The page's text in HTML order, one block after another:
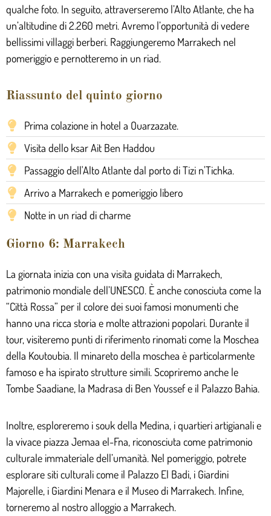
qualche foto. In seguito, attraverseremo l’Alto Atlante, che ha
un’altitudine di 2.260 metri. Avremo l’opportunità di vedere
bellissimi villaggi berberi. Raggiungeremo Marrakech nel
pomeriggio e pernotteremo in un riad.
Riassunto del quinto giorno
Prima colazione in hotel a Ouarzazate.
Visita dello ksar Ait Ben Haddou
Passaggio dell'Alto Atlante dal porto di Tizi n'Tichka.
Arrivo a Marrakech e pomeriggio libero
Notte in un riad di charme
Giorno 6: Marrakech
La giornata inizia con una visita guidata di Marrakech,
patrimonio mondiale dell’UNESCO. È anche conosciuta come la
“Città Rossa” per il colore dei suoi famosi monumenti che
hanno una ricca storia e molte attrazioni popolari. Durante il
tour, visiteremo punti di riferimento rinomati come la Moschea
della Koutoubia. Il minareto della moschea è particolarmente
famoso e ha ispirato strutture simili. Scopriremo anche le
Tombe Saadiane, la Madrasa di Ben Youssef e il Palazzo Bahia.
Inoltre, esploreremo i souk della Medina, i quartieri artigianali e
la vivace piazza Jemaa el-Fna, riconosciuta come patrimonio
culturale immateriale dell’umanità. Nel pomeriggio, potrete
esplorare siti culturali come il Palazzo El Badi, i Giardini
Majorelle, i Giardini Menara e il Museo di Marrakech. Infine,
torneremo al nostro alloggio a Marrakech.